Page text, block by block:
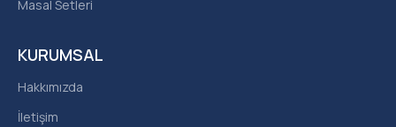
KURUMSAL
Hakkımızda
İletişim
Masal Setleri